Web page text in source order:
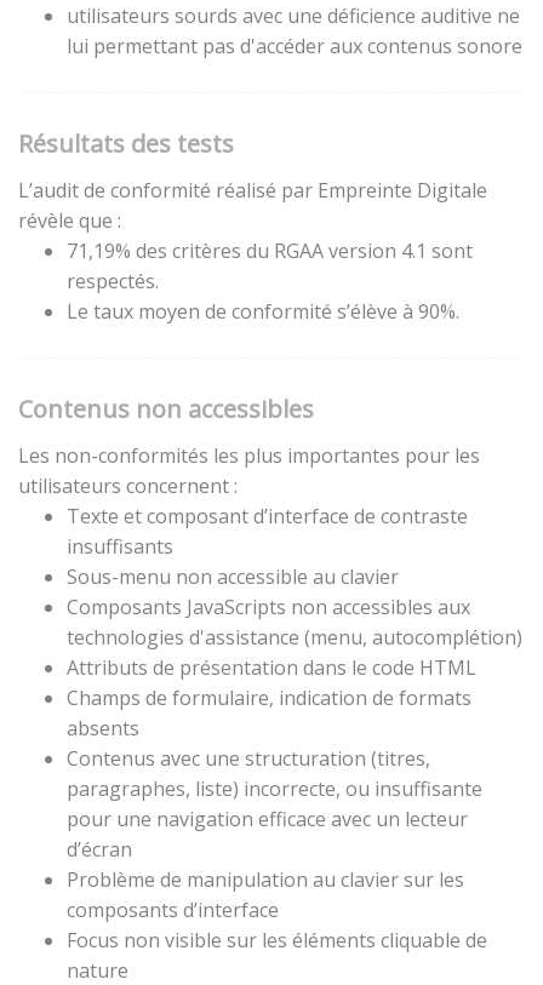
utilisateurs sourds avec une déficience auditive ne
lui permettant pas d'accéder aux contenus sonore
Résultats des tests
L’audit de conformité réalisé par Empreinte Digitale
révèle que :
71,19% des critères du RGAA version 4.1 sont
respectés.
Le taux moyen de conformité s’élève à 90%.
Contenus non accessibles
Les non-conformités les plus importantes pour les
utilisateurs concernent :
Texte et composant d’interface de contraste
insuffisants
Sous-menu non accessible au clavier
Composants JavaScripts non accessibles aux
technologies d'assistance (menu, autocomplétion)
Attributs de présentation dans le code HTML
Champs de formulaire, indication de formats
absents
Contenus avec une structuration (titres,
paragraphes, liste) incorrecte, ou insuffisante
pour une navigation efficace avec un lecteur
d’écran
Problème de manipulation au clavier sur les
composants d’interface
Focus non visible sur les éléments cliquable de
nature